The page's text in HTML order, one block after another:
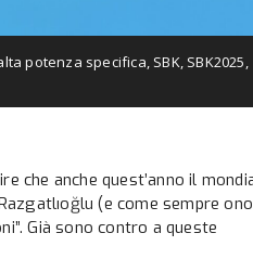
potenza specifica, SBK, SBK2025,
che anche quest’anno il
(e come sempre
Già sono contro a queste